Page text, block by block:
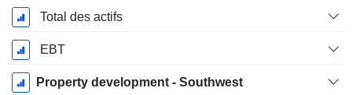
Total des actifs
EBT
Property development - Southwest